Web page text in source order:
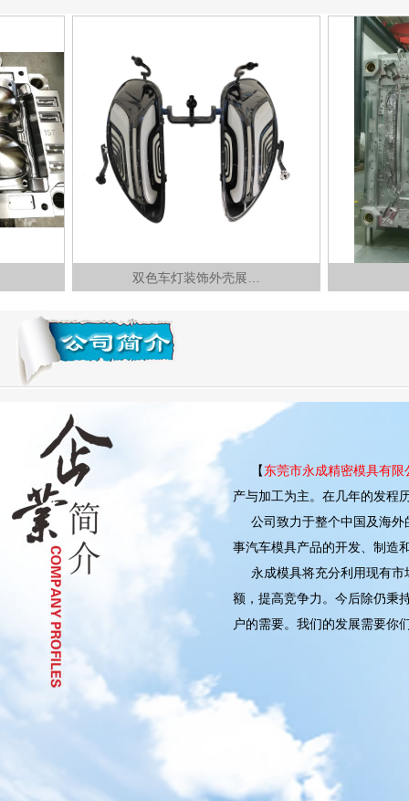
双色车灯装饰外壳展…
【东莞市永成精密模具有限
产与加工为主。在几年的发程
公司致力于整个中国及海外
事汽车模具产品的开发、制造
永成模具将充分利用现有市
额，提高竞争力。今后除仍秉
户的需要。我们的发展需要你